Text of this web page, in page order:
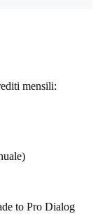
mensili: